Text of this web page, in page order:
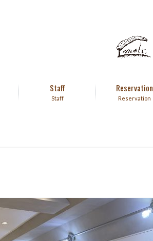
Staff
Staff
Reservation
Reservation